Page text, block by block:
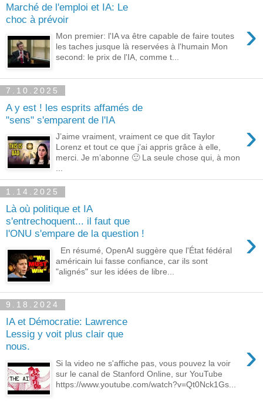
Marché de l'emploi et IA: Le
choc à prévoir
›
Mon premier: l'IA va être capable de faire toutes
les taches jusque là reservées à l'humain Mon
second: le prix de l'IA, comme t...
7.10.2025
A y est ! les esprits affamés de
"sens" s'emparent de l'IA
›
J’aime vraiment, vraiment ce que dit Taylor
Lorenz et tout ce que j’ai appris grâce à elle,
merci. Je m’abonne 🙂 La seule chose qui, à mon
...
1.14.2025
Là où politique et IA
s'entrechoquent... il faut que
l'ONU s'empare de la question !
›
En résumé, OpenAI suggère que l'État fédéral
américain lui fasse confiance, car ils sont
"alignés" sur les idées de libre...
9.18.2024
IA et Démocratie: Lawrence
Lessig y voit plus clair que
nous.
›
Si la video ne s'affiche pas, vous pouvez la voir
sur le canal de Stanford Online, sur YouTube
https://www.youtube.com/watch?v=Qt0Nck1Gs...